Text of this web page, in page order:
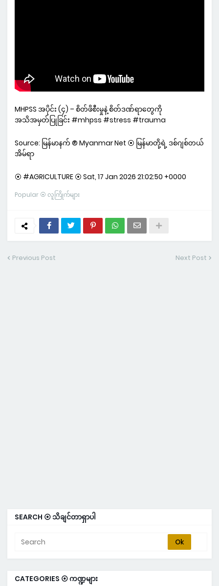
MHPSS အပိုင်း (၄) – စိတ်ဖိစီးမှုနဲ့ စိတ်ဒဏ်ရာတွေကို
အသိအမှတ်ပြုခြင်း #mhpss #stress #trauma
Source: မြန်မာနက် ® Myanmar Net ⦿ မြန်မာတို့ရဲ့ ဒစ်ဂျစ်တယ်
အိမ်ရာ
⦿ #AGRICULTURE ⦿ Sat, 17 Jan 2026 21:02:50 +0000
Popular ⦿ လူကြိုက်များ
Previous Post Next Post
SEARCH ⦿ သိချင်တာရှာပါ
CATEGORIES ⦿ ကဏ္ဍများ